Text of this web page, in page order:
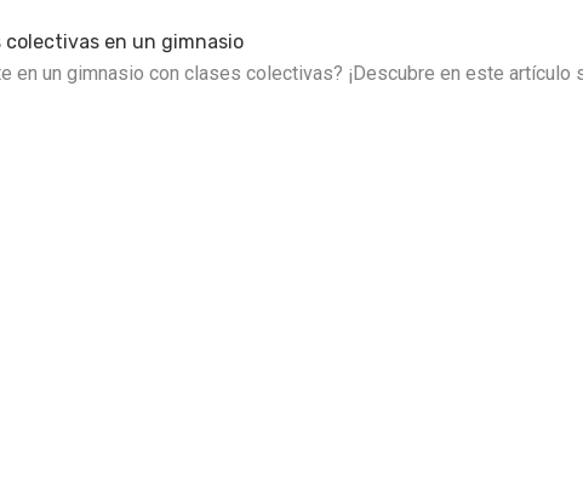
en un gimnasio
en un gimnasio con clases colectivas? ¡Descubre en este artículo